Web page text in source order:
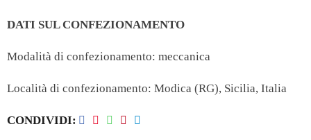
DATI SUL CONFEZIONAMENTO
Modalità di confezionamento: meccanica
Località di confezionamento: Modica (RG), Sicilia, Italia
CONDIVIDI